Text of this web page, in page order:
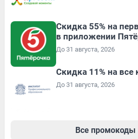
Скидка 55% на
в приложении
До 31 августа, 2026
Скидка 11% на все
До 31 августа, 2026
Все промокоды